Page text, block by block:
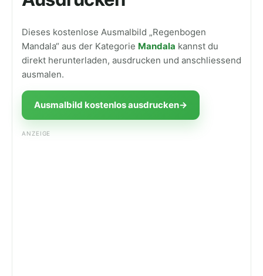
Dieses kostenlose Ausmalbild „Regenbogen
Mandala“ aus der Kategorie Mandala kannst du
direkt herunterladen, ausdrucken und anschliessend
ausmalen.
Ausmalbild kostenlos ausdrucken→
ANZEIGE